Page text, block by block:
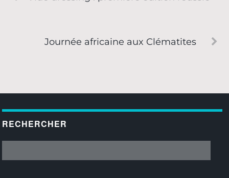
Journée africaine aux Clématites
RECHERCHER